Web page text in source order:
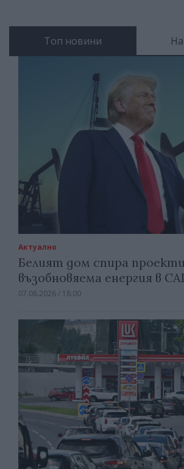
Топ новини
Актуално
Белият дом спира
възобновяема енергия в
07.08.2026 / 18:00